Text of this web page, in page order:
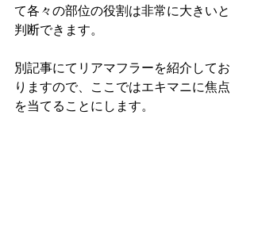
て各々の部位の役割は非常に大きいと
判断できます。
別記事にてリアマフラーを紹介してお
りますので、ここではエキマニに焦点
を当てることにします。